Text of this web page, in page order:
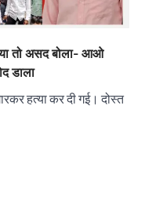
तो असद बोला- आओ
डाला
हत्या कर दी गई। दोस्त